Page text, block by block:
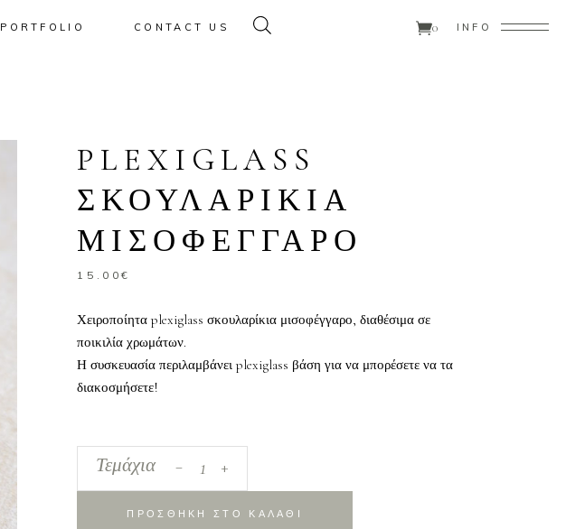
PORTFOLIO CONTACT US 0 INFO
PLEXIGLASS
ΣΚΟΥΛΑΡΙΚΙΑ
ΜΙΣΟΦΕΓΓΑΡΟ
15.00€
Χειροποίητα plexiglass σκουλαρίκια μισοφέγγαρο, διαθέσιμα σε
ποικιλία χρωμάτων.
Η συσκευασία περιλαμβάνει plexiglass βάση για να μπορέσετε να τα
διακοσμήσετε!
Plexiglass
Τεμάχια +
ΠΡΟΣΘΗΚΗ ΣΤΟ ΚΑΛΑΘΙ